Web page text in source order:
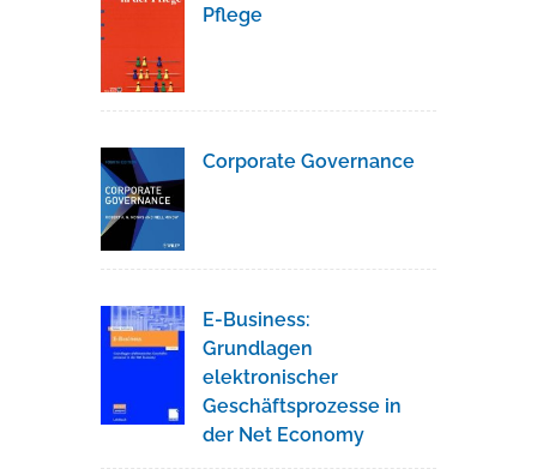
Pflege
Corporate Governance
E-Business:
Grundlagen
elektronischer
Geschäftsprozesse in
der Net Economy